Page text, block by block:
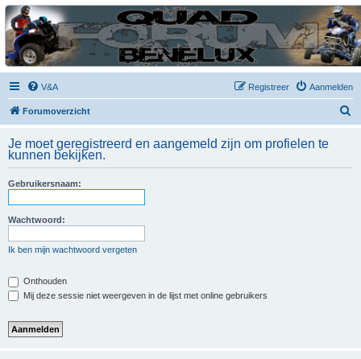
| QFB |
Hét quadforum van de Benelux
V&A Aanmelden
Registreer
Forumoverzicht
k
Je moet geregistreerd en aangemeld zijn om profielen te
kunnen bekijken.
Gebruikersnaam:
Wachtwoord:
Ik ben mijn wachtwoord vergeten
Onthouden
Mij deze sessie niet weergeven in de lijst met online gebruikers